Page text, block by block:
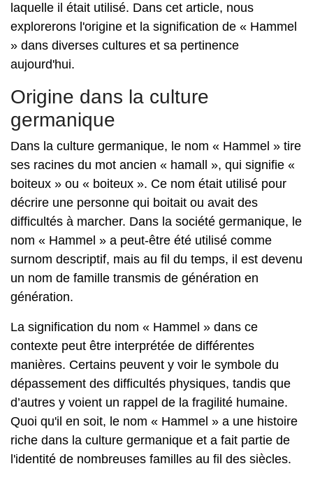
laquelle il était utilisé. Dans cet article, nous
explorerons l'origine et la signification de « Hammel
» dans diverses cultures et sa pertinence
aujourd'hui.
Origine dans la culture
germanique
Dans la culture germanique, le nom « Hammel » tire
ses racines du mot ancien « hamall », qui signifie «
boiteux » ou « boiteux ». Ce nom était utilisé pour
décrire une personne qui boitait ou avait des
difficultés à marcher. Dans la société germanique, le
nom « Hammel » a peut-être été utilisé comme
surnom descriptif, mais au fil du temps, il est devenu
un nom de famille transmis de génération en
génération.
La signification du nom « Hammel » dans ce
contexte peut être interprétée de différentes
manières. Certains peuvent y voir le symbole du
dépassement des difficultés physiques, tandis que
d’autres y voient un rappel de la fragilité humaine.
Quoi qu'il en soit, le nom « Hammel » a une histoire
riche dans la culture germanique et a fait partie de
l'identité de nombreuses familles au fil des siècles.